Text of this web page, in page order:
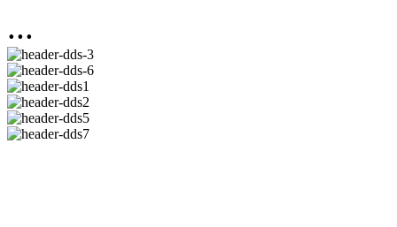
...